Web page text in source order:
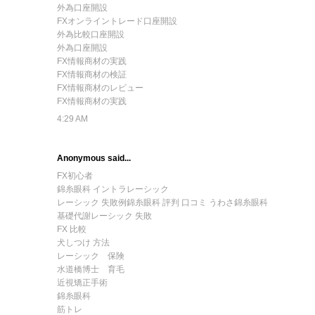
外為口座開設
FXオンライントレード口座開設
外為比較口座開設
外為口座開設
FX情報商材の実践
FX情報商材の検証
FX情報商材のレビュー
FX情報商材の実践
4:29 AM
Anonymous said...
FX初心者
錦糸眼科 イントラレーシック
レーシック 失敗例 錦糸眼科 評判 口コミ うわさ錦糸眼科
基礎代謝レーシック 失敗
FX 比較
犬しつけ 方法
レーシック 保険
水道橋博士 育毛
近視矯正手術
錦糸眼科
筋トレ